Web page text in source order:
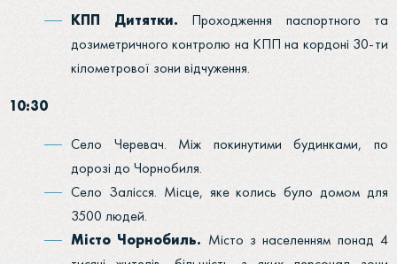
КПП Дитятки. Проходження паспортного та
дозиметричного контролю на КПП на кордоні 30-ти
кілометрової зони відчуження.
10:30
Село Черевач. Між покинутими будинками, по
дорозі до Чорнобиля.
Село Залісся. Місце, яке колись було домом для
3500 людей.
Місто Чорнобиль. Місто з населенням понад 4